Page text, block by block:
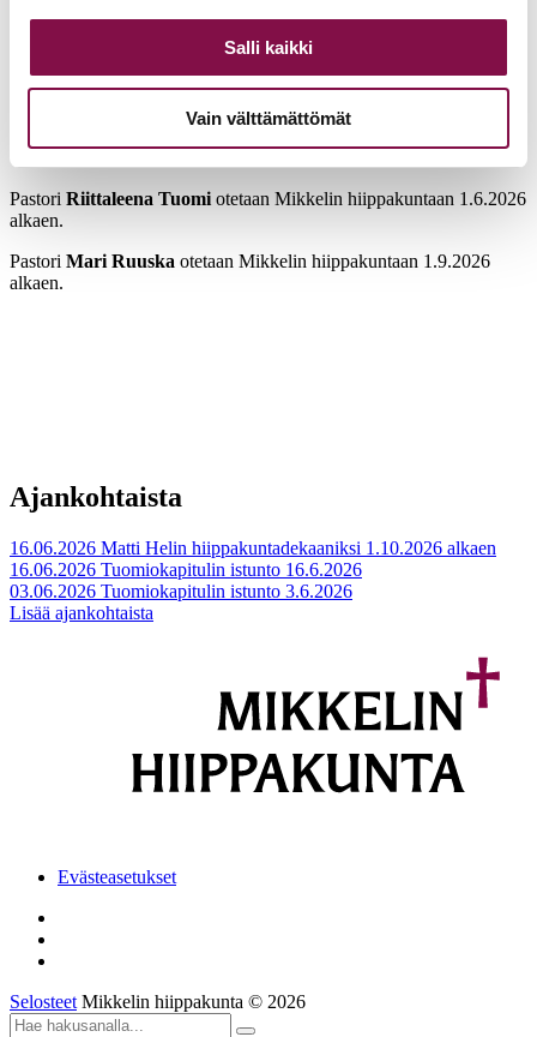
Salli kaikki
Vain välttämättömät
annettiin viranhoitomääräys Kouvolan
seurakunnan määräaikaiseen seurakuntapastorin virkaan virkaa
perustamatta ajalle 1.10.-31.12.2026
Hiippakuntasiirrot
Pastori Riittaleena Tuomi otetaan Mikkelin hiippakuntaan 1.6.2026
alkaen.
Pastori Mari Ruuska otetaan Mikkelin hiippakuntaan 1.9.2026
alkaen.
Ajankohtaista
16.06.2026 Matti Helin hiippakuntadekaaniksi 1.10.2026 alkaen
16.06.2026 Tuomiokapitulin istunto 16.6.2026
03.06.2026 Tuomiokapitulin istunto 3.6.2026
Lisää ajankohtaista
Evästeasetukset
Selosteet Mikkelin hiippakunta © 2026